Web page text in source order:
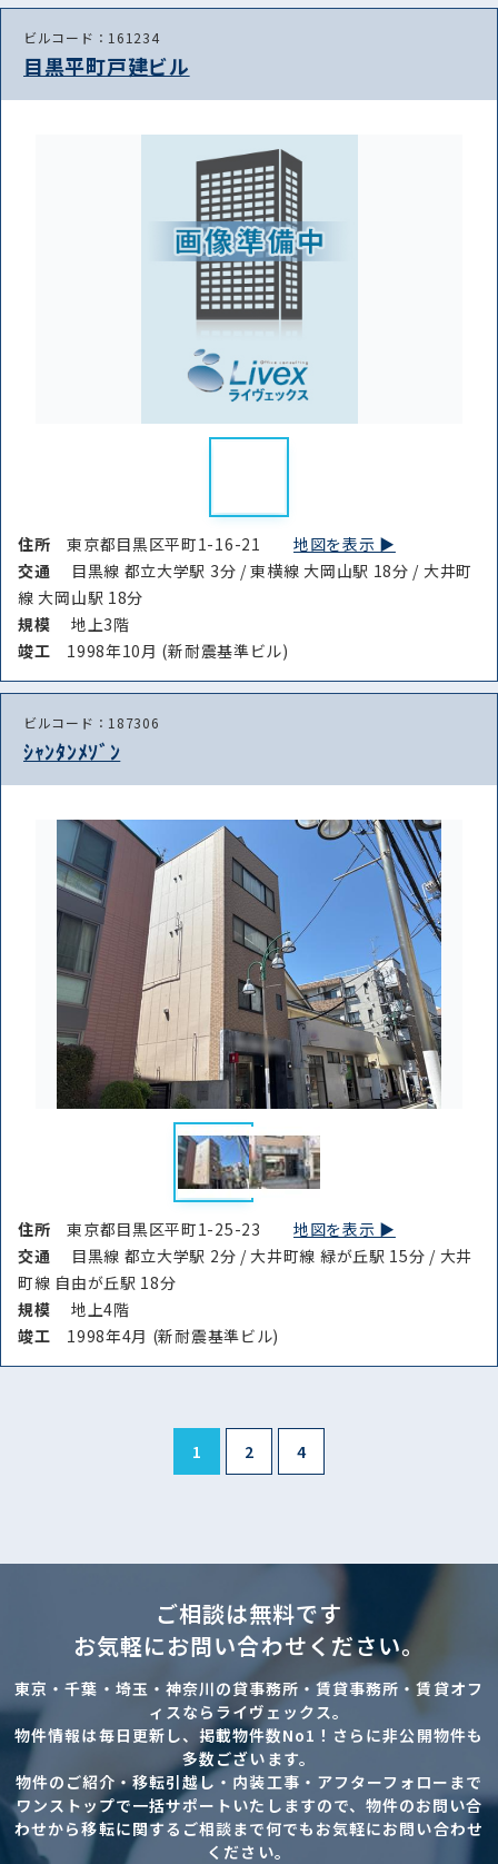
ビルコード：161234
目黒平町戸建ビル
住所東京都目黒区平町1-16-21地図を表示 ▶︎
交通
目黒線 都立大学駅 3分 / 東横線 大岡山駅 18分 / 大井町
線 大岡山駅 18分
規模
地上3階
竣⼯ 1998年10月 (新耐震基準ビル)
ビルコード：187306
ｼｬﾝﾀﾝﾒｿﾞﾝ
住所東京都目黒区平町1-25-23地図を表示 ▶︎
交通
目黒線 都立大学駅 2分 / 大井町線 緑が丘駅 15分 / 大井
町線 自由が丘駅 18分
規模
地上4階
竣⼯ 1998年4月 (新耐震基準ビル)
1 2 4
ご相談は無料です
お気軽にお問い合わせください。
東京・千葉・埼玉・神奈川の貸事務所・賃貸事務所・賃貸オフ
ィスならライヴェックス。
物件情報は毎日更新し、掲載物件数No1！さらに非公開物件も
多数ございます。
物件のご紹介・移転引越し・内装工事・アフターフォローまで
ワンストップで一括サポートいたしますので、物件のお問い合
わせから移転に関するご相談まで何でもお気軽にお問い合わせ
ください。